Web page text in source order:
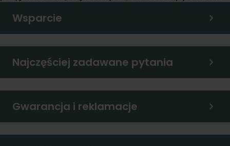
Wsparcie
Najczęściej zadawane pytania
Gwarancja i reklamacje